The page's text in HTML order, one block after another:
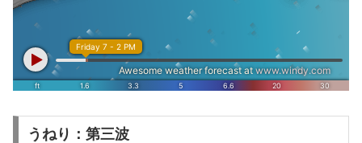
うねり：第三波